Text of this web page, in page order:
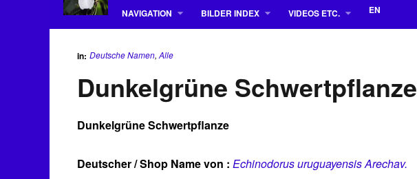
NAVIGATION
BILDER INDEX VIDEOS ETC. EN
in: Deutsche Namen, Alle
Dunkelgrüne Schwertpflanze
Dunkelgrüne Schwertpflanze
Deutscher / Shop Name von : Echinodorus uruguayensis Arechav.